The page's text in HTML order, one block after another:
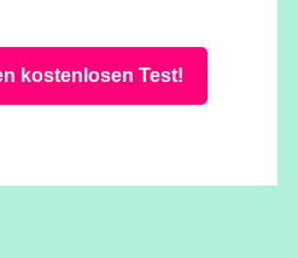
kostenlosen Test!